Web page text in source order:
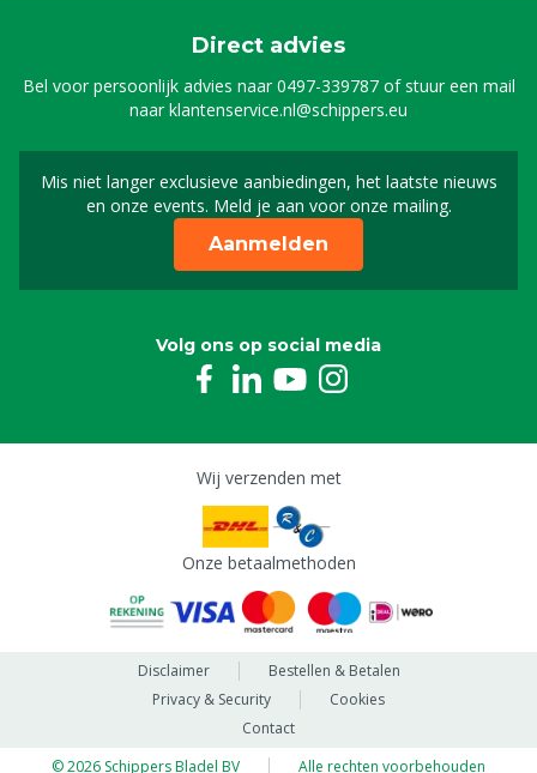
Direct advies
Bel voor persoonlijk advies naar0497-339787of stuur een mail
naarklantenservice.nl@schippers.eu
Mis niet langer exclusieve aanbiedingen, het laatste nieuws
en onze events. Meld je aan voor onze mailing.
Schrijf je in voor onze
Aanmelden
Volg ons op social media
Wij verzenden met
Onze betaalmethoden
Disclaimer
Bestellen & Betalen
Privacy & Security
Cookies
Contact
© 2026 Schippers Bladel BV
Alle rechten voorbehouden